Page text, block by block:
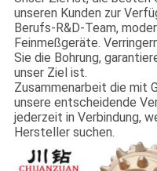
unseren Kunden zur
Berufs-R&D-Team,
Feinmeßgeräte.
Sie die Bohrung,
unser Ziel ist.
Zusammenarbeit die mit
unsere entscheidende
jederzeit in Verbindung,
Hersteller suchen.